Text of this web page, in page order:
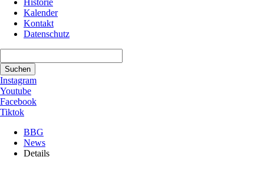
Historie
Kalender
Kontakt
Datenschutz
Suchen
Instagram
Youtube
Facebook
Tiktok
BBG
News
Details